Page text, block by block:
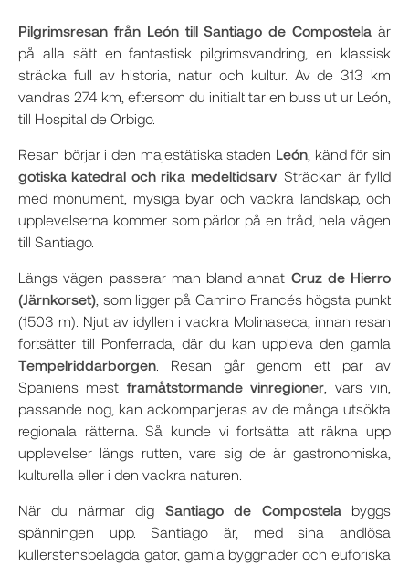
Pilgrimsresan från León till Santiago de Compostela är
på alla sätt en fantastisk pilgrimsvandring, en klassisk
sträcka full av historia, natur och kultur. Av de 313 km
vandras 274 km, eftersom du initialt tar en buss ut ur León,
till Hospital de Orbigo.
Resan börjar i den majestätiska staden León , känd för sin
gotiska katedral och rika medeltidsarv. Sträckan är fylld
med monument, mysiga byar och vackra landskap, och
upplevelserna kommer som pärlor på en tråd, hela vägen
till Santiago.
Längs vägen passerar man bland annat Cruz de Hierro
(Järnkorset) , som ligger på Camino Francés högsta punkt
(1503 m). Njut av idyllen i vackra Molinaseca, innan resan
fortsätter till Ponferrada, där du kan uppleva den gamla
Tempelriddarborgen . Resan går genom ett par av
Spaniens mest framåtstormande vinregioner , vars vin,
passande nog, kan ackompanjeras av de många utsökta
regionala rätterna. Så kunde vi fortsätta att räkna upp
upplevelser längs rutten, vare sig de är gastronomiska,
kulturella eller i den vackra naturen.
När du närmar dig Santiago de Compostelabyggs
spänningen upp. Santiago är, med sina andlösa
kullerstensbelagda gator, gamla byggnader och euforiska